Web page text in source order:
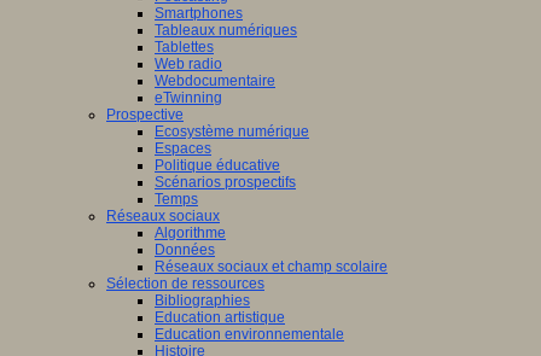
Smartphones
Tableaux numériques
Tablettes
Web radio
Webdocumentaire
eTwinning
Prospective
Ecosystème numérique
Espaces
Politique éducative
Scénarios prospectifs
Temps
Réseaux sociaux
Algorithme
Données
Réseaux sociaux et champ scolaire
Sélection de ressources
Bibliographies
Education artistique
Education environnementale
Histoire